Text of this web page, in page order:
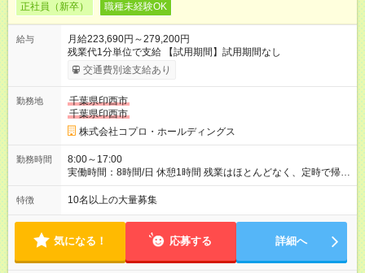
正社員（新卒） 職種未経験OK
給与
月給223,690円～279,200円
残業代1分単位で支給 【試用期間】試用期間なし
交通費別途支給あり
勤務地
千葉県印西市
千葉県印西市
株式会社コプロ・ホールディングス
勤務時間
8:00～17:00
実働時間：8時間/日 休憩1時間 残業はほとんどなく、定時で帰れ
る日が多い働き方です。 毎日の業務は進捗管理や事務が中心な
ので、 「今日やるべき仕事」が終われば、自然と区切りをつけ
方を大切にしています。
特徴 10名以上の大量募集
気になる！ 応募する 詳細へ